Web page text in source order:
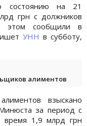
состоянию на 21
грн с должников
этом сообщили в
УНН в субботу,
алиментов
взыскано
за период с
время 1,9 млрд грн